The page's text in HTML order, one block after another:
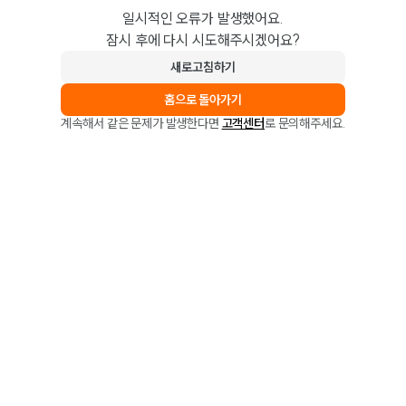
일시적인 오류가 발생했어요.
잠시 후에 다시 시도해주시겠어요?
새로고침하기
홈으로 돌아가기
계속해서 같은 문제가 발생한다면 고객센터로 문의해주세요.